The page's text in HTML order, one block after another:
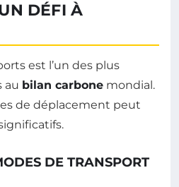
DÉFI À
est l’un des plus
au bilan carbone mondial.
de déplacement peut
DE TRANSPORT